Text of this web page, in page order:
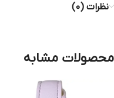
نظرات (0)
محصولات مشابه